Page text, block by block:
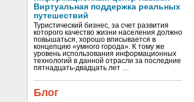
Виртуальная поддержка реальных
путешествий
Туристический бизнес, за счет развития
которого качество жизни населения должно
повышаться, хорошо вписывается в
концепцию «умного города». К тому же
уровень использования информационных
технологий в данной отрасли за последние
пятнадцать-двадцать лет …
Блог